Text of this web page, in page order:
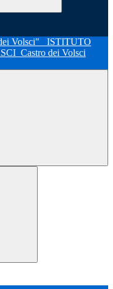
ISTITUTO
Castro dei Volsci